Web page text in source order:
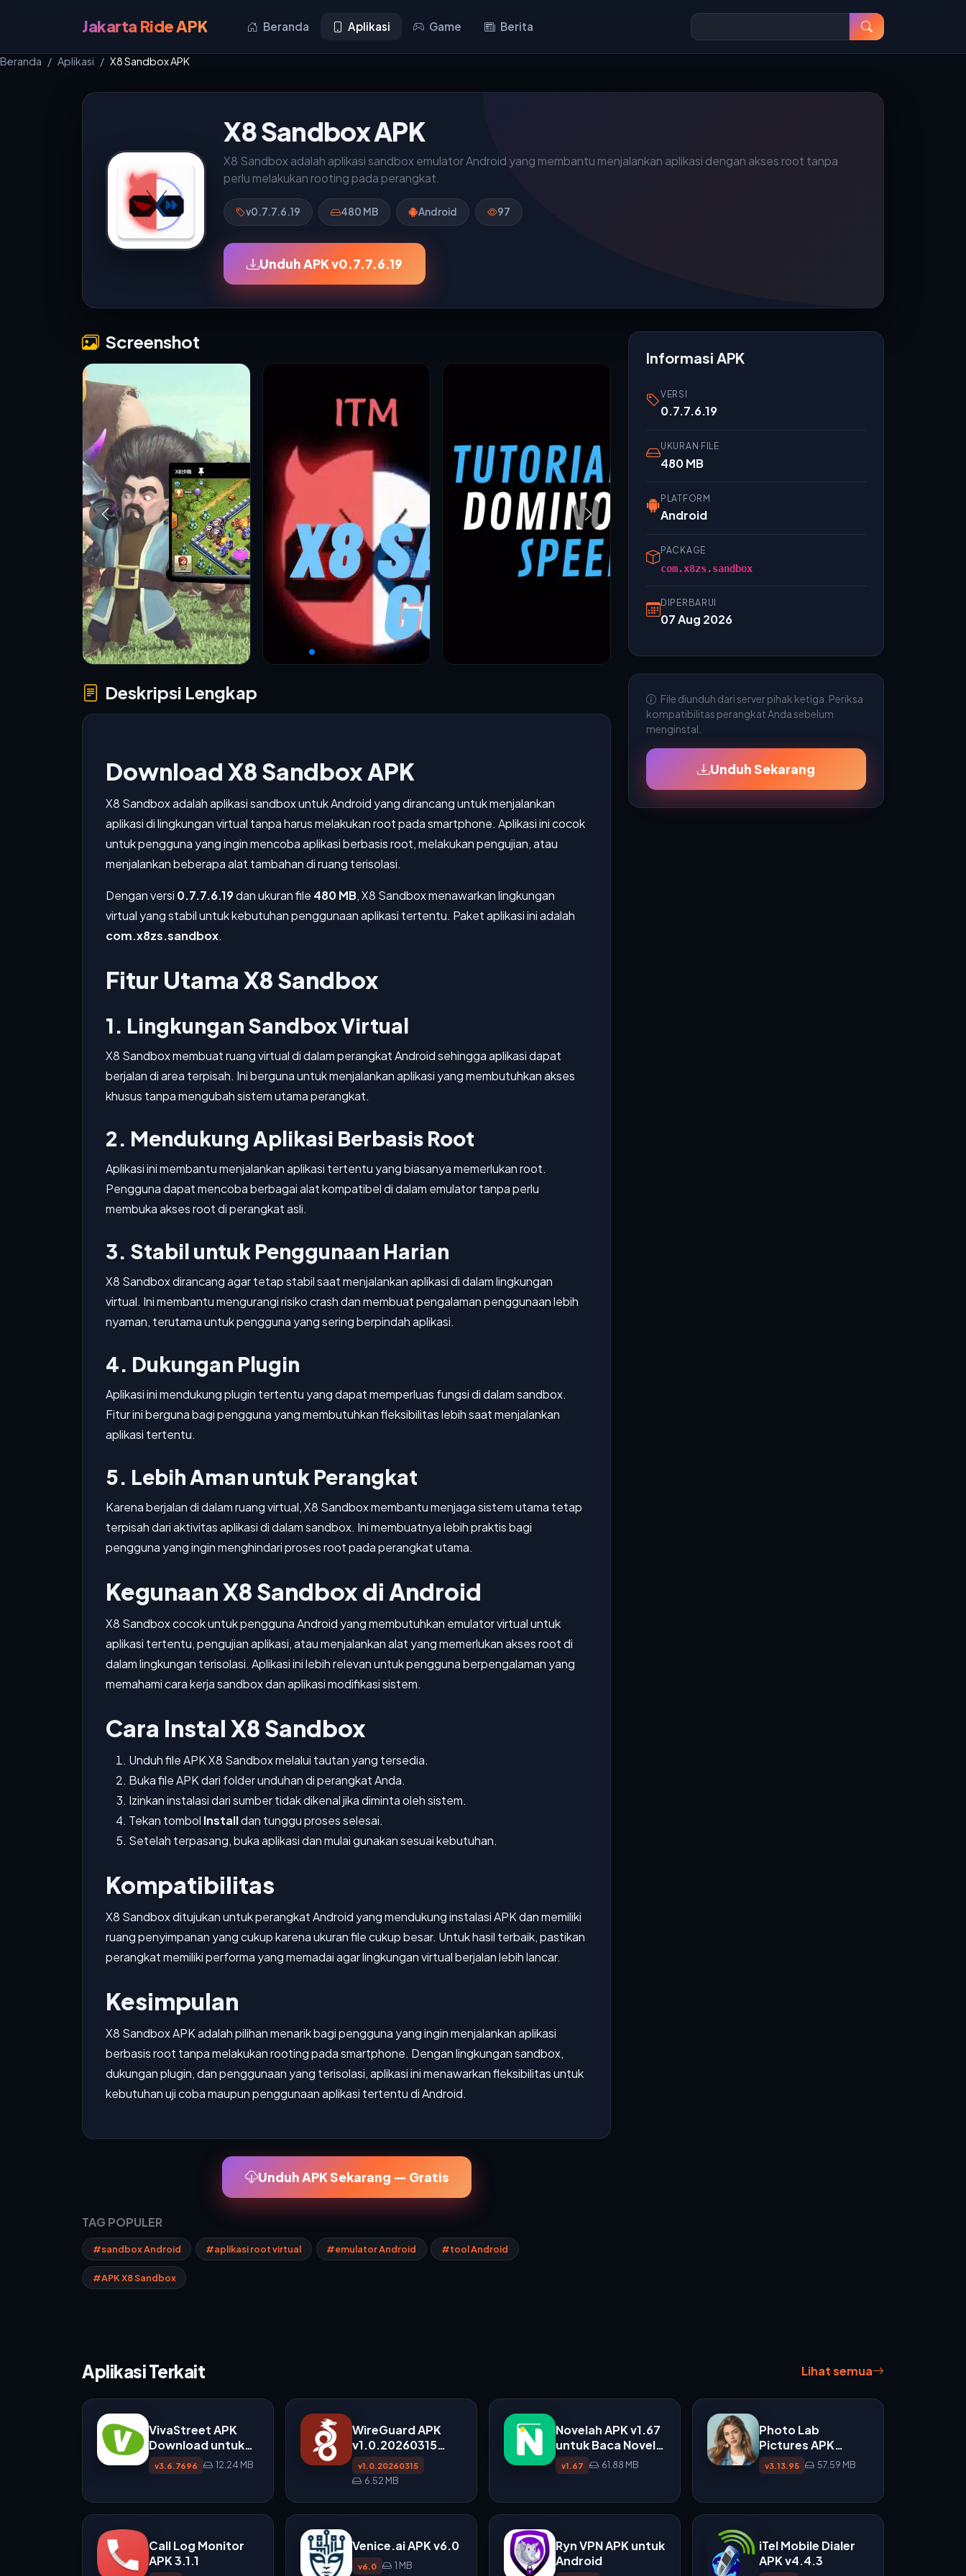
Jakarta Ride APK Beranda Aplikasi Game Berita
Beranda Aplikasi X8 Sandbox APK
X8 Sandbox APK
X8 Sandbox adalah aplikasi sandbox emulator Android yang membantu menjalankan aplikasi dengan akses root tanpa
perlu melakukan rooting pada perangkat.
v0.7.7.6.19 480 MB Android 97
Unduh APK v0.7.7.6.19
Screenshot
Deskripsi Lengkap
Download X8 Sandbox APK
X8 Sandbox adalah aplikasi sandbox untuk Android yang dirancang untuk menjalankan
aplikasi di lingkungan virtual tanpa harus melakukan root pada smartphone. Aplikasi ini cocok
untuk pengguna yang ingin mencoba aplikasi berbasis root, melakukan pengujian, atau
menjalankan beberapa alat tambahan di ruang terisolasi.
Dengan versi 0.7.7.6.19dan ukuran file 480 MB, X8 Sandbox menawarkan lingkungan
virtual yang stabil untuk kebutuhan penggunaan aplikasi tertentu. Paket aplikasi ini adalah
com.x8zs.sandbox.
Fitur Utama X8 Sandbox
1. Lingkungan Sandbox Virtual
X8 Sandbox membuat ruang virtual di dalam perangkat Android sehingga aplikasi dapat
berjalan di area terpisah. Ini berguna untuk menjalankan aplikasi yang membutuhkan akses
khusus tanpa mengubah sistem utama perangkat.
2. Mendukung Aplikasi Berbasis Root
Aplikasi ini membantu menjalankan aplikasi tertentu yang biasanya memerlukan root.
Pengguna dapat mencoba berbagai alat kompatibel di dalam emulator tanpa perlu
membuka akses root di perangkat asli.
3. Stabil untuk Penggunaan Harian
X8 Sandbox dirancang agar tetap stabil saat menjalankan aplikasi di dalam lingkungan
virtual. Ini membantu mengurangi risiko crash dan membuat pengalaman penggunaan lebih
nyaman, terutama untuk pengguna yang sering berpindah aplikasi.
4. Dukungan Plugin
Aplikasi ini mendukung plugin tertentu yang dapat memperluas fungsi di dalam sandbox.
Fitur ini berguna bagi pengguna yang membutuhkan fleksibilitas lebih saat menjalankan
aplikasi tertentu.
5. Lebih Aman untuk Perangkat
Karena berjalan di dalam ruang virtual, X8 Sandbox membantu menjaga sistem utama tetap
terpisah dari aktivitas aplikasi di dalam sandbox. Ini membuatnya lebih praktis bagi
pengguna yang ingin menghindari proses root pada perangkat utama.
Kegunaan X8 Sandbox di Android
X8 Sandbox cocok untuk pengguna Android yang membutuhkan emulator virtual untuk
aplikasi tertentu, pengujian aplikasi, atau menjalankan alat yang memerlukan akses root di
dalam lingkungan terisolasi. Aplikasi ini lebih relevan untuk pengguna berpengalaman yang
memahami cara kerja sandbox dan aplikasi modifikasi sistem.
Cara Instal X8 Sandbox
Unduh file APK X8 Sandbox melalui tautan yang tersedia.
Buka file APK dari folder unduhan di perangkat Anda.
Izinkan instalasi dari sumber tidak dikenal jika diminta oleh sistem.
Tekan tombol Installdan tunggu proses selesai.
Setelah terpasang, buka aplikasi dan mulai gunakan sesuai kebutuhan.
Kompatibilitas
X8 Sandbox ditujukan untuk perangkat Android yang mendukung instalasi APK dan memiliki
ruang penyimpanan yang cukup karena ukuran file cukup besar. Untuk hasil terbaik, pastikan
perangkat memiliki performa yang memadai agar lingkungan virtual berjalan lebih lancar.
Kesimpulan
X8 Sandbox APK adalah pilihan menarik bagi pengguna yang ingin menjalankan aplikasi
berbasis root tanpa melakukan rooting pada smartphone. Dengan lingkungan sandbox,
dukungan plugin, dan penggunaan yang terisolasi, aplikasi ini menawarkan fleksibilitas untuk
kebutuhan uji coba maupun penggunaan aplikasi tertentu di Android.
Unduh APK Sekarang — Gratis
TAG POPULER
#sandbox Android #aplikasi root virtual #emulator Android #tool Android
#APK X8 Sandbox
Informasi APK
VERSI
0.7.7.6.19
UKURAN FILE
480 MB
PLATFORM
Android
PACKAGE
com.x8zs.sandbox
DIPERBARUI
07 Aug 2026
File diunduh dari server pihak ketiga. Periksa
kompatibilitas perangkat Anda sebelum
menginstal.
Unduh Sekarang
Aplikasi Terkait Lihat semua
VivaStreet APK
Download untuk
Android
v3.6.7696 12.24 MB
WireGuard APK
v1.0.20260315
untuk Android
v1.0.20260315
6.52 MB
Novelah APK v1.67
untuk Baca Novel
di Android
v1.67 61.88 MB
Photo Lab
Pictures APK
v3.13.95 untuk Edit
Foto dengan Efek
v3.13.95 57.59 MB
Call Log Monitor
APK 3.1.1
Venice.ai APK v6.0
v6.0 1 MB
Ryn VPN APK untuk
Android
iTel Mobile Dialer
APK v4.4.3